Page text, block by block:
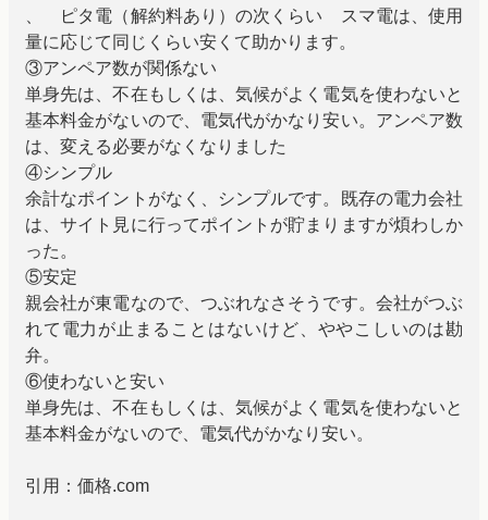
、 ピタ電（解約料あり）の次くらい スマ電は、使用
量に応じて同じくらい安くて助かります。
③アンペア数が関係ない
単身先は、不在もしくは、気候がよく電気を使わないと
基本料金がないので、電気代がかなり安い。アンペア数
は、変える必要がなくなりました
④シンプル
余計なポイントがなく、シンプルです。既存の電力会社
は、サイト見に行ってポイントが貯まりますが煩わしか
った。
⑤安定
親会社が東電なので、つぶれなさそうです。会社がつぶ
れて電力が止まることはないけど、ややこしいのは勘
弁。
⑥使わないと安い
単身先は、不在もしくは、気候がよく電気を使わないと
基本料金がないので、電気代がかなり安い。
引用：価格.com